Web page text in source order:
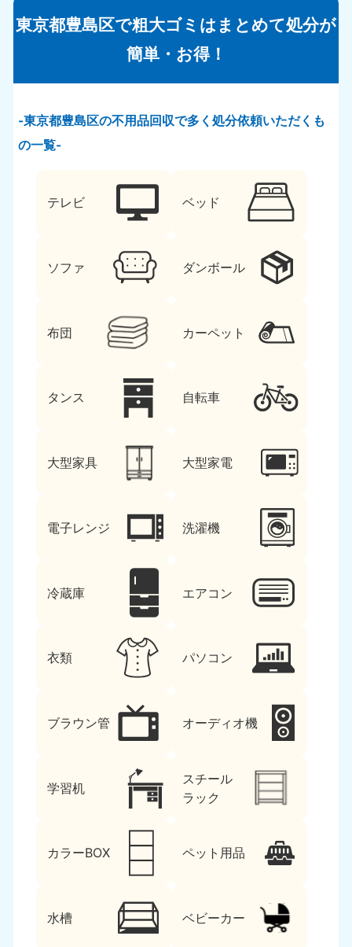
東京都豊島区で粗大ゴミはまとめて処分が
簡単・お得！
東京都豊島区の不用品回収で多く処分依頼いただくも
の一覧
テレビ ベッド
ソファ ダンボール
布団 カーペット
タンス 自転車
大型家具 大型家電
電子レンジ 洗濯機
冷蔵庫 エアコン
衣類 パソコン
ブラウン管 オーディオ機
学習机
スチール
ラック
カラーBOX ペット用品
水槽 ベビーカー